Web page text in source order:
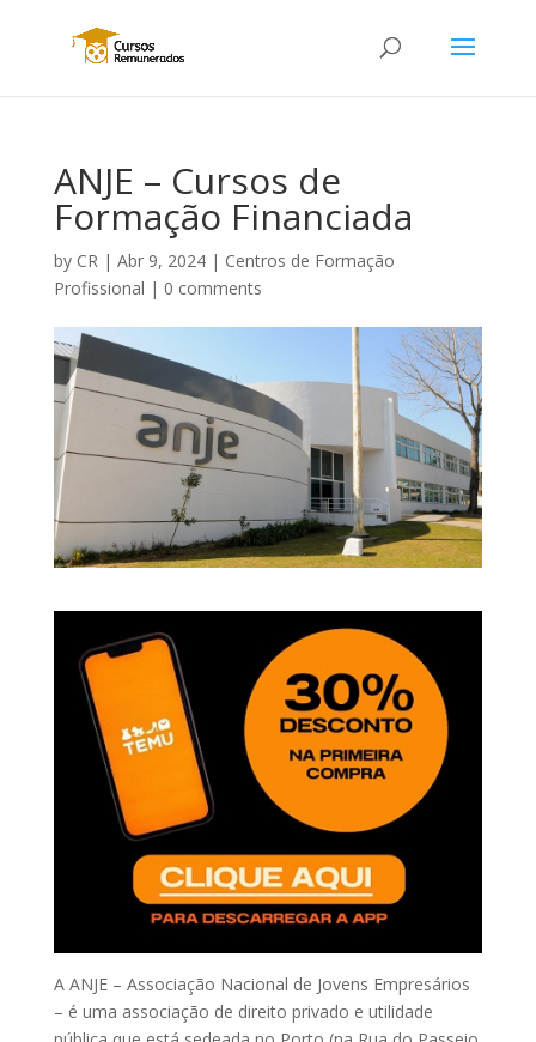
ANJE – Cursos de
Formação Financiada
by CR| Abr 9, 2024| Centros de Formação
Profissional | 0 comments
A ANJE – Associação Nacional de Jovens Empresários
– é uma associação de direito privado e utilidade